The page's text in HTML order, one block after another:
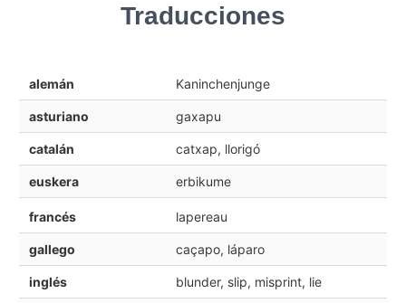
Traducciones
alemán Kaninchenjunge
asturiano gaxapu
catalán catxap, llorigó
euskera erbikume
francés lapereau
gallego caçapo, láparo
inglés blunder, slip, misprint, lie